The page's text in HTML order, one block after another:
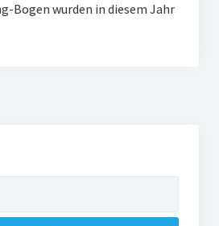
Nachwachsende Rohstoffe
Bogen wurden in diesem Jahr